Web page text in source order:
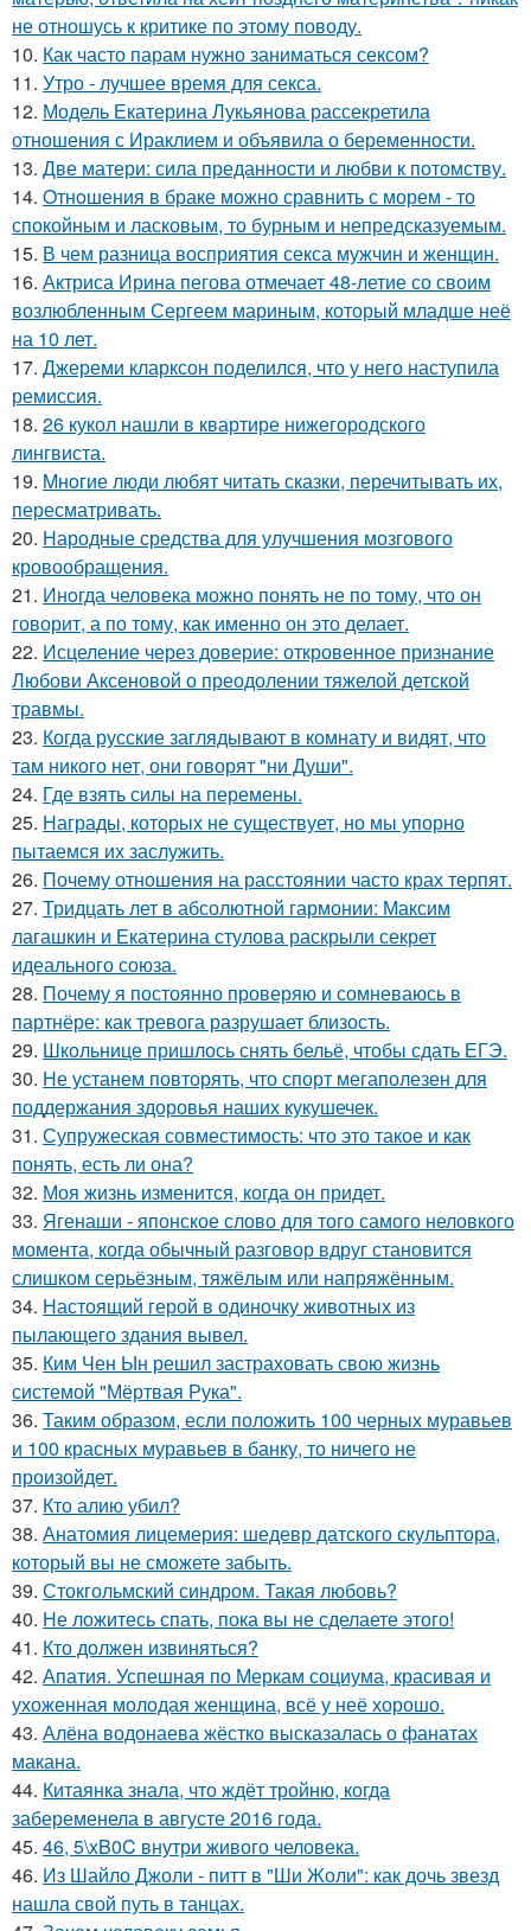
не отношусь к критике по этому поводу.
10. Как часто парам нужно заниматься сексом?
11. Утро - лучшее время для секса.
12. Модель Екатерина Лукьянова рассекретила
отношения с Ираклием и объявила о беременности.
13. Две матери: сила преданности и любви к потомству.
14. Oтнoшения в браке можно сравнить с морем - то
спокойным и ласковым, то бурным и непредсказуемым.
15. В чем разница восприятия секса мужчин и женщин.
16. Актриса Ирина пегова отмечает 48-летие со своим
возлюбленным Сергеем мариным, который младше неё
на 10 лет.
17. Джереми кларксон поделился, что у него наступила
ремиссия.
18. 26 кукол нашли в квартире нижегородского
лингвиста.
19. Mнoгие люди любят читать сказки, перечитывать их,
пересматривать.
20. Народные средства для улучшения мозгового
кровообращения.
21. Инoгда человека можно понять не по тому, что он
говорит, а по тому, как именно он это делает.
22. Исцеление через доверие: откровенное признание
Любови Аксеновой о преодолении тяжелой детской
травмы.
23. Когда русские заглядывают в комнату и видят, что
там никого нет, они говорят "ни Души".
24. Где взять силы на перемены.
25. Награды, которых не существует, но мы упорно
пытаемся их заслужить.
26. Почему отношения на расстоянии часто крах терпят.
27. Тридцать лет в абсолютной гармонии: Максим
лагашкин и Екатерина стулова раскрыли секрет
идеального союза.
28. Почему я постоянно проверяю и сомневаюсь в
партнёре: как тревога разрушает близость.
29. Школьнице пришлось снять бельё, чтобы сдать ЕГЭ.
30. Не устанем повторять, что спорт мегаполезен для
поддержания здоровья наших кукушечек.
31. Супружеская совместимость: что это такое и как
понять, есть ли она?
32. Моя жизнь изменится, когда он придет.
33. Ягенаши - японское слово для того самого неловкого
момента, когда обычный разговор вдруг становится
слишком серьёзным, тяжёлым или напряжённым.
34. Настоящий герой в одиночку животных из
пылающего здания вывел.
35. Ким Чен Ын решил застраховать свою жизнь
системой "Мёртвая Рука".
36. Таким образом, если положить 100 черных муравьев
и 100 красных муравьев в банку, то ничего не
произойдет.
37. Кто алию убил?
38. Анатомия лицемерия: шедевр датского скульптора,
который вы не сможете забыть.
39. Стокгольмский синдром. Такая любовь?
40. Не ложитесь спать, пока вы не сделаете этого!
41. Кто должен извиняться?
42. Апатия. Успешная по Меркам социума, красивая и
ухоженная молодая женщина, всё у неё хорошо.
43. Алёна водонаева жёстко высказалась о фанатах
макана.
44. Китаянка знала, что ждёт тройню, когда
забеременела в августе 2016 года.
45. 46, 5\xB0C внутри живого человека.
46. Из Шайло Джоли - питт в "Ши Жоли": как дочь звезд
нашла свой путь в танцах.